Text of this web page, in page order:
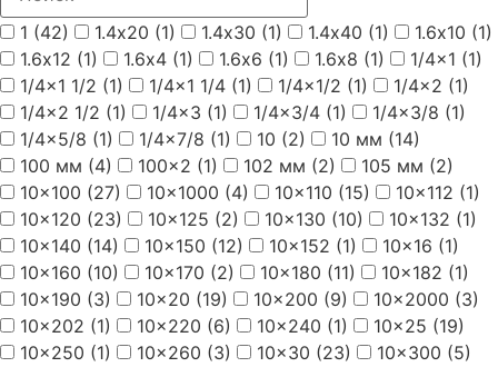
1 (42) 1.4х20 (1) 1.4х30 (1) 1.4х40 (1) 1.6х10 (1)
1.6х12 (1) 1.6х4 (1) 1.6х6 (1) 1.6х8 (1) 1/4x1 (1)
1/4x1 1/2 (1) 1/4x1 1/4 (1) 1/4x1/2 (1) 1/4x2 (1)
1/4x2 1/2 (1) 1/4x3 (1) 1/4x3/4 (1) 1/4x3/8 (1)
1/4x5/8 (1) 1/4x7/8 (1) 10 (2) 10 мм (14)
100 мм (4) 100x2 (1) 102 мм (2) 105 мм (2)
10x100 (27) 10x1000 (4) 10x110 (15) 10x112 (1)
10x120 (23) 10x125 (2) 10x130 (10) 10x132 (1)
10x140 (14) 10x150 (12) 10x152 (1) 10x16 (1)
10x160 (10) 10x170 (2) 10x180 (11) 10x182 (1)
10x190 (3) 10x20 (19) 10x200 (9) 10x2000 (3)
10x202 (1) 10x220 (6) 10x240 (1) 10x25 (19)
10x250 (1) 10x260 (3) 10x30 (23) 10x300 (5)